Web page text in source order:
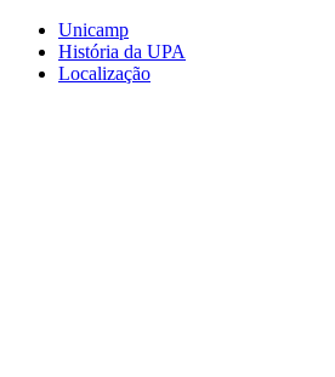
Conteúdo principal
Unicamp
História da UPA
Localização